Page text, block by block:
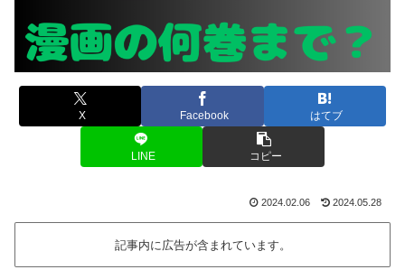
X Facebook はてブ
LINE コピー
2024.02.06 2024.05.28
記事内に広告が含まれています。